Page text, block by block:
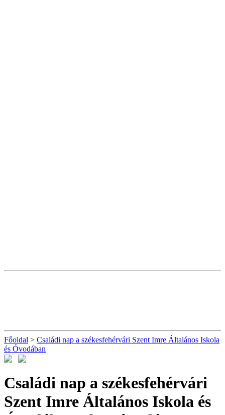
Főoldal > Családi nap a székesfehérvári Szent Imre Általános Iskola
és Óvodában
Családi nap a székesfehérvári
Szent Imre Általános Iskola és